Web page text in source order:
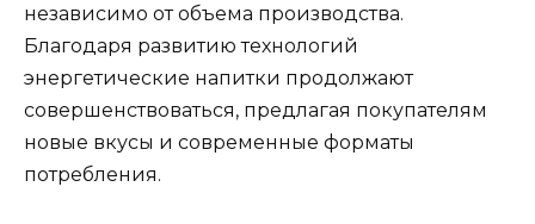
независимо от объема производства.
Благодаря развитию технологий
энергетические напитки продолжают
совершенствоваться, предлагая покупателям
новые вкусы и современные форматы
потребления.